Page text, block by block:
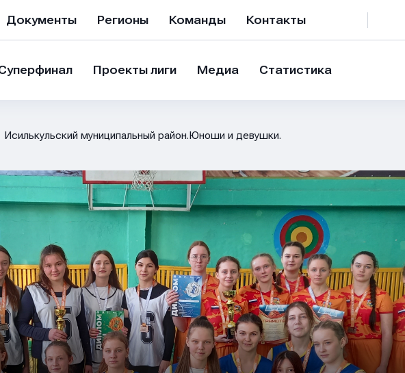
Документы Регионы Команды Контакты
Проекты лиги Медиа Статистика
Исилькульский муниципальный район.Юноши и девушки.